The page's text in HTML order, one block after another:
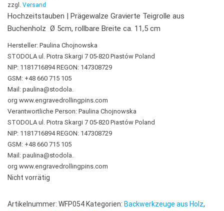
zzgl. Versand
Hochzeitstauben | Prägewalze Gravierte Teigrolle aus
Buchenholz Ø 5cm, rollbare Breite ca. 11,5 cm
Hersteller: Paulina Chojnowska
STODOLA ul. Piotra Skargi 7 05-820 Piastów Poland
NIP: 1181716894 REGON: 147308729
GSM: +48 660 715 105
Mail: paulina@stodola.
org www.engravedrollingpins.com
Verantwortliche Person: Paulina Chojnowska
STODOLA ul. Piotra Skargi 7 05-820 Piastów Poland
NIP: 1181716894 REGON: 147308729
GSM: +48 660 715 105
Mail: paulina@stodola.
org www.engravedrollingpins.com
Nicht vorrätig
Artikelnummer: WFP054 Kategorien: Backwerkzeuge aus Holz,